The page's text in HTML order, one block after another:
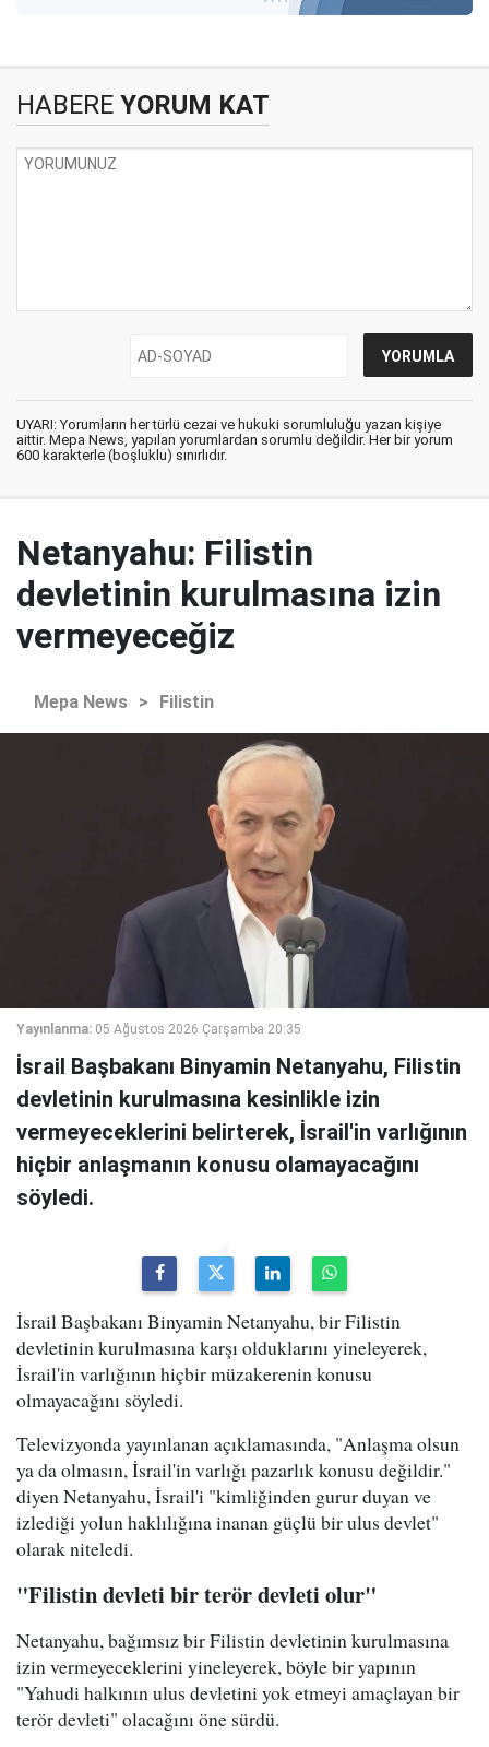
HABERE YORUM KAT
UYARI: Yorumların her türlü cezai ve hukuki sorumluluğu yazan kişiye
aittir. Mepa News, yapılan yorumlardan sorumlu değildir. Her bir yorum
600 karakterle (boşluklu) sınırlıdır.
Netanyahu: Filistin
devletinin kurulmasına izin
vermeyeceğiz
Mepa News > Filistin
Yayınlanma: 05 Ağustos 2026 Çarşamba 20:35
İsrail Başbakanı Binyamin Netanyahu, Filistin
devletinin kurulmasına kesinlikle izin
vermeyeceklerini belirterek, İsrail'in varlığının
hiçbir anlaşmanın konusu olamayacağını
söyledi.
İsrail Başbakanı Binyamin Netanyahu, bir Filistin
devletinin kurulmasına karşı olduklarını yineleyerek,
İsrail'in varlığının hiçbir müzakerenin konusu
olmayacağını söyledi.
Televizyonda yayınlanan açıklamasında, "Anlaşma olsun
ya da olmasın, İsrail'in varlığı pazarlık konusu değildir."
diyen Netanyahu, İsrail'i "kimliğinden gurur duyan ve
izlediği yolun haklılığına inanan güçlü bir ulus devlet"
olarak niteledi.
"Filistin devleti bir terör devleti olur"
Netanyahu, bağımsız bir Filistin devletinin kurulmasına
izin vermeyeceklerini yineleyerek, böyle bir yapının
"Yahudi halkının ulus devletini yok etmeyi amaçlayan bir
terör devleti" olacağını öne sürdü.